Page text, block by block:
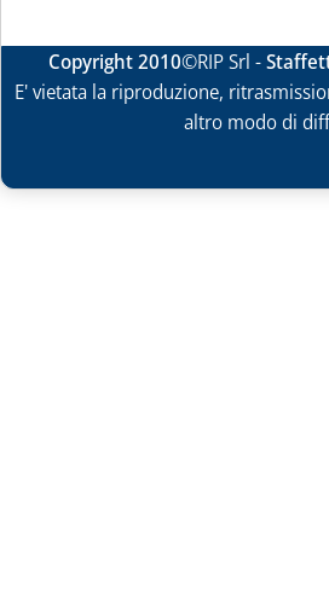
Copyright 2010©RIP Srl -
E' vietata la riproduzione,
altro modo di